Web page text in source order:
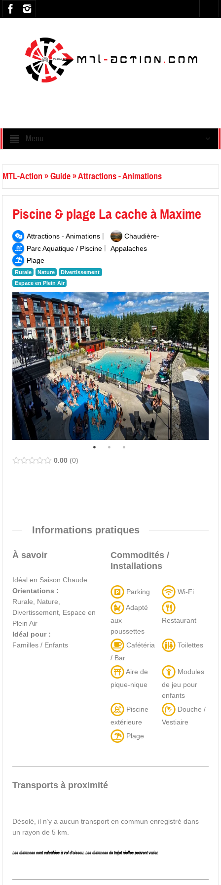
Menu
MTL-Action »Guide»Attractions - Animations
Piscine & plage La cache à Maxime
Attractions - Animations|
Parc Aquatique / Piscine|
Plage
Rurale Nature
Divertissement
Espace en Plein Air
Chaudière-
Appalaches
0.00 0
Informations pratiques
À savoir
Idéal en Saison Chaude
Orientations :
Rurale, Nature,
Divertissement, Espace en
Plein Air
Idéal pour :
Familles / Enfants
Commodités /
Installations
Parking
Wi-Fi
Adapté
aux
poussettes
Restaurant
Cafétéria
/ Bar
Toilettes
Aire de
pique-nique
Modules
de jeu pour
enfants
Piscine
extérieure
Douche /
Vestiaire
Plage
Transports à proximité
Désolé, il n’y a aucun transport en commun enregistré dans
un rayon de 5 km.
Les distances sont calculées à vol d’oiseau. Les distances de trajet réelles peuvent varier.